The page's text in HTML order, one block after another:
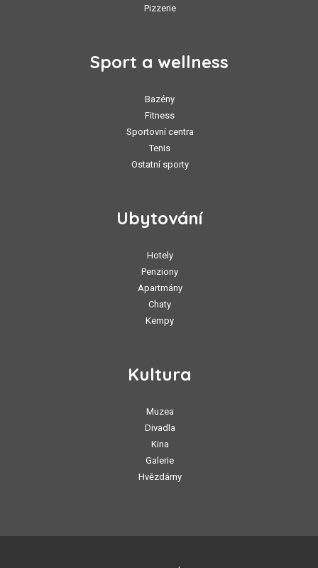
Pizzerie
Sport a wellness
Bazény
Fitness
Sportovní centra
Tenis
Ostatní sporty
Ubytování
Hotely
Penziony
Apartmány
Chaty
Kempy
Kultura
Muzea
Divadla
Kina
Galerie
Hvězdárny